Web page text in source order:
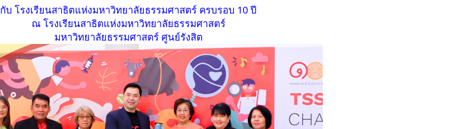
กับ โรงเรียนสาธิตแห่งมหาวิทยาลัยธรรมศาสตร์ ครบรอบ 10 ปี
ณ โรงเรียนสาธิตแห่งมหาวิทยาลัยธรรมศาสตร์
มหาวิทยาลัยธรรมศาสตร์ ศูนย์รังสิต